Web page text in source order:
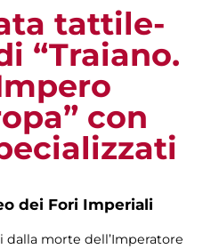
tattile-
“Traiano.
con
dei Fori Imperiali
dalla morte dell’Imperatore